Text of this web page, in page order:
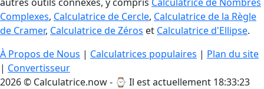
Complexes, Calculatrice de Cercle, Calculatrice de la Règle
de Cramer, Calculatrice de Zéros et Calculatrice d'Ellipse.
À Propos de Nous | Calculatrices populaires | Plan du site
| Convertisseur
2026 © Calculatrice.now - ⌚ Il est actuellement 18:33:24